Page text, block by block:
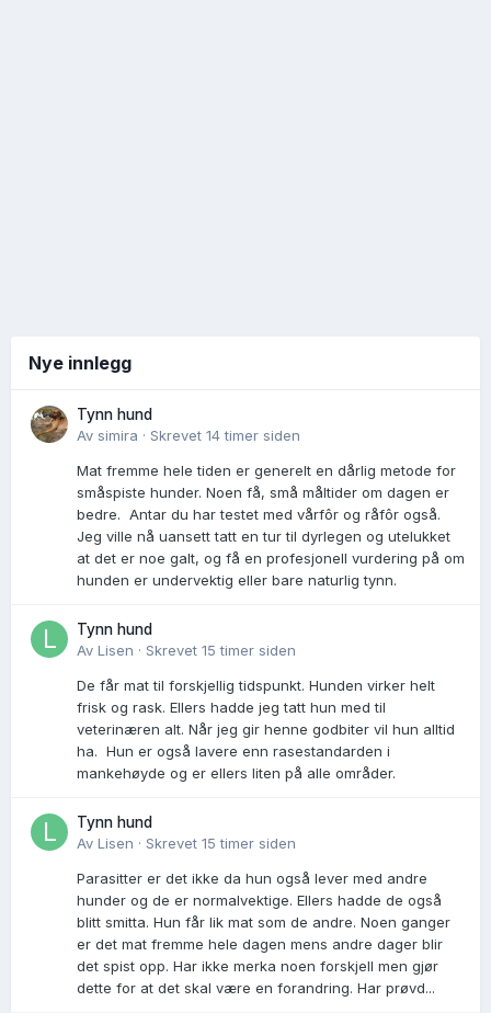
Nye innlegg
Tynn hund
Av simira · Skrevet 14 timer siden
Mat fremme hele tiden er generelt en dårlig metode for
småspiste hunder. Noen få, små måltider om dagen er
bedre. Antar du har testet med vårfôr og råfôr også.
Jeg ville nå uansett tatt en tur til dyrlegen og utelukket
at det er noe galt, og få en profesjonell vurdering på om
hunden er undervektig eller bare naturlig tynn.
Tynn hund
Av Lisen · Skrevet 15 timer siden
De får mat til forskjellig tidspunkt. Hunden virker helt
frisk og rask. Ellers hadde jeg tatt hun med til
veterinæren alt. Når jeg gir henne godbiter vil hun alltid
ha. Hun er også lavere enn rasestandarden i
mankehøyde og er ellers liten på alle områder.
Tynn hund
Av Lisen · Skrevet 15 timer siden
Parasitter er det ikke da hun også lever med andre
hunder og de er normalvektige. Ellers hadde de også
blitt smitta. Hun får lik mat som de andre. Noen ganger
er det mat fremme hele dagen mens andre dager blir
det spist opp. Har ikke merka noen forskjell men gjør
dette for at det skal være en forandring. Har prøvd...